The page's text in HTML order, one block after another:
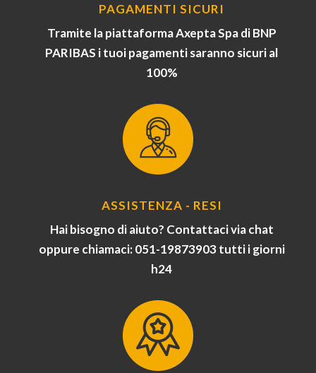
PAGAMENTI SICURI
Tramite la piattaforma Axepta Spa di BNP
PARIBAS i tuoi pagamenti saranno sicuri al
100%
ASSISTENZA - RESI
Hai bisogno di aiuto? Contattaci via chat
oppure chiamaci: 051-19873903 tutti i giorni
h24